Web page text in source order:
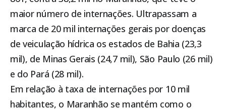
maior número de internações. Ultrapassam a
marca de 20 mil internações gerais por doenças
de veiculação hídrica os estados de Bahia (23,3
mil), de Minas Gerais (24,7 mil), São Paulo (26 mil)
e do Pará (28 mil).
Em relação à taxa de internações por 10 mil
habitantes, o Maranhão se mantém como o